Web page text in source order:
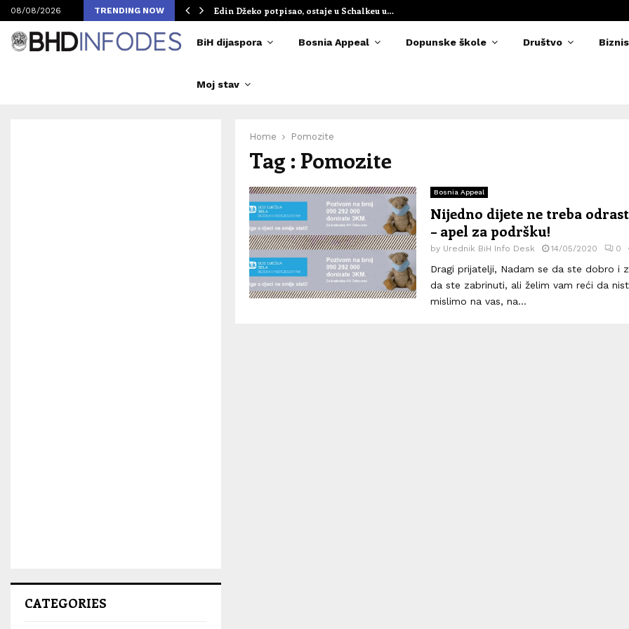
08/08/2026 TRENDING NOW
Merlinovih koncerata Edin Džeko potpisao, ostaje u Schalkeu u…
BiH dijaspora Bosnia Appeal Dopunske škole Društvo Biznis
Moj stav
Home Pomozite
Tag : Pomozite
Bosnia Appeal
Nijedno dijete ne treba
– apel za podršku!
by Urednik BiH Info Desk 14/05/2020 0
Dragi prijatelji, Nadam se da ste dobro i
da ste zabrinuti, ali želim vam reći da
mislimo na vas, na...
CATEGORIES